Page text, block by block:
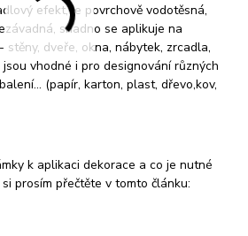
efekt, je povrchově vodotěsná,
snadno se aplikuje na
dveře, okna, nábytek, zrcadla,
vhodné i pro designování různých
(papír, karton, plast, dřevo,kov,
k aplikaci dekorace a co je nutné
prosím přečtěte v tomto článku: